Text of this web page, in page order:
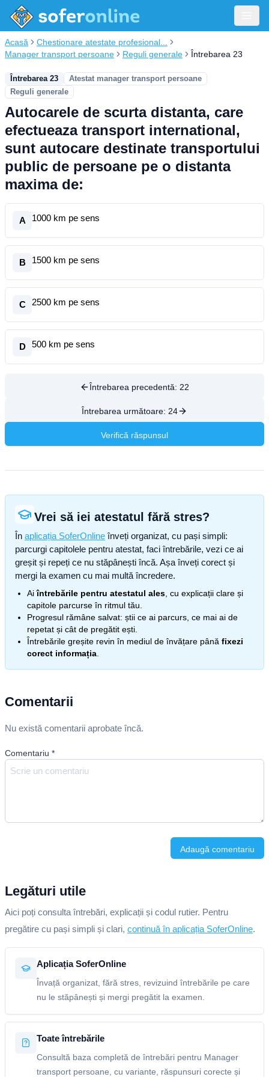
Acasă
Chestionare atestate profesional...
Manager transport persoane
Reguli generale Întrebarea 23
Întrebarea 23
Atestat manager transport persoane
Reguli generale
Autocarele de scurta distanta, care
efectueaza transport international,
sunt autocare destinate transportului
public de persoane pe o distanta
maxima de:
A 1000 km pe sens
B 1500 km pe sens
C 2500 km pe sens
D 500 km pe sens
Întrebarea precedentă: 22
Întrebarea următoare: 24
Verifică răspunsul
Vrei să iei atestatul fără stres?
În aplicația SoferOnline înveți organizat, cu pași simpli:
parcurgi capitolele pentru atestat, faci întrebările, vezi ce ai
greșit și repeți ce nu stăpânești încă. Așa înveți corect și
mergi la examen cu mai multă încredere.
Aiîntrebările pentru atestatul ales , cu explicații clare și
capitole parcurse în ritmul tău.
Progresul rămâne salvat: știi ce ai parcurs, ce mai ai de
repetat și cât de pregătit ești.
Întrebările greșite revin în mediul de învățare până fixezi
corect informația
Comentarii
Nu există comentarii aprobate încă.
Comentariu *
Adaugă comentariu
Legături utile
Aici poți consulta întrebări, explicații și codul rutier. Pentru
pregătire cu pași simpli și clari, continuă în aplicația SoferOnline.
Aplicația SoferOnline
Învață organizat, fără stres, revizuind întrebările pe care
nu le stăpânești și mergi pregătit la examen.
Toate întrebările
Consultă baza completă de întrebări pentru Manager
transport persoane, cu variante, răspunsuri corecte și